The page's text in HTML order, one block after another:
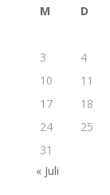
M D
3
4
10
11
17
18
24
25
31
« Juli